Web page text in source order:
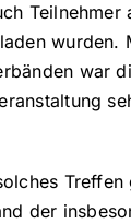
Teilnehmer
wurden.
war
Treffen
der